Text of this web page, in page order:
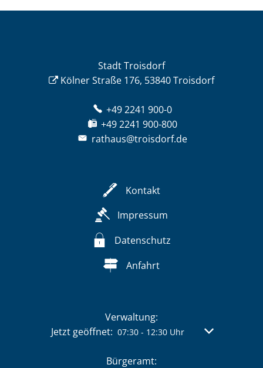
Stadt Troisdorf
Kölner Straße 176, 53840 Troisdorf
+49 2241 900-0
+49 2241 900-800
rathaus@troisdorf.de
Kontakt
Impressum
Datenschutz
Anfahrt
Verwaltung:
Klicken, um weitere Öffnungs- oder
Jetzt geöffnet: 07:30- 12:30Uhr Von 07:30
Bürgeramt: